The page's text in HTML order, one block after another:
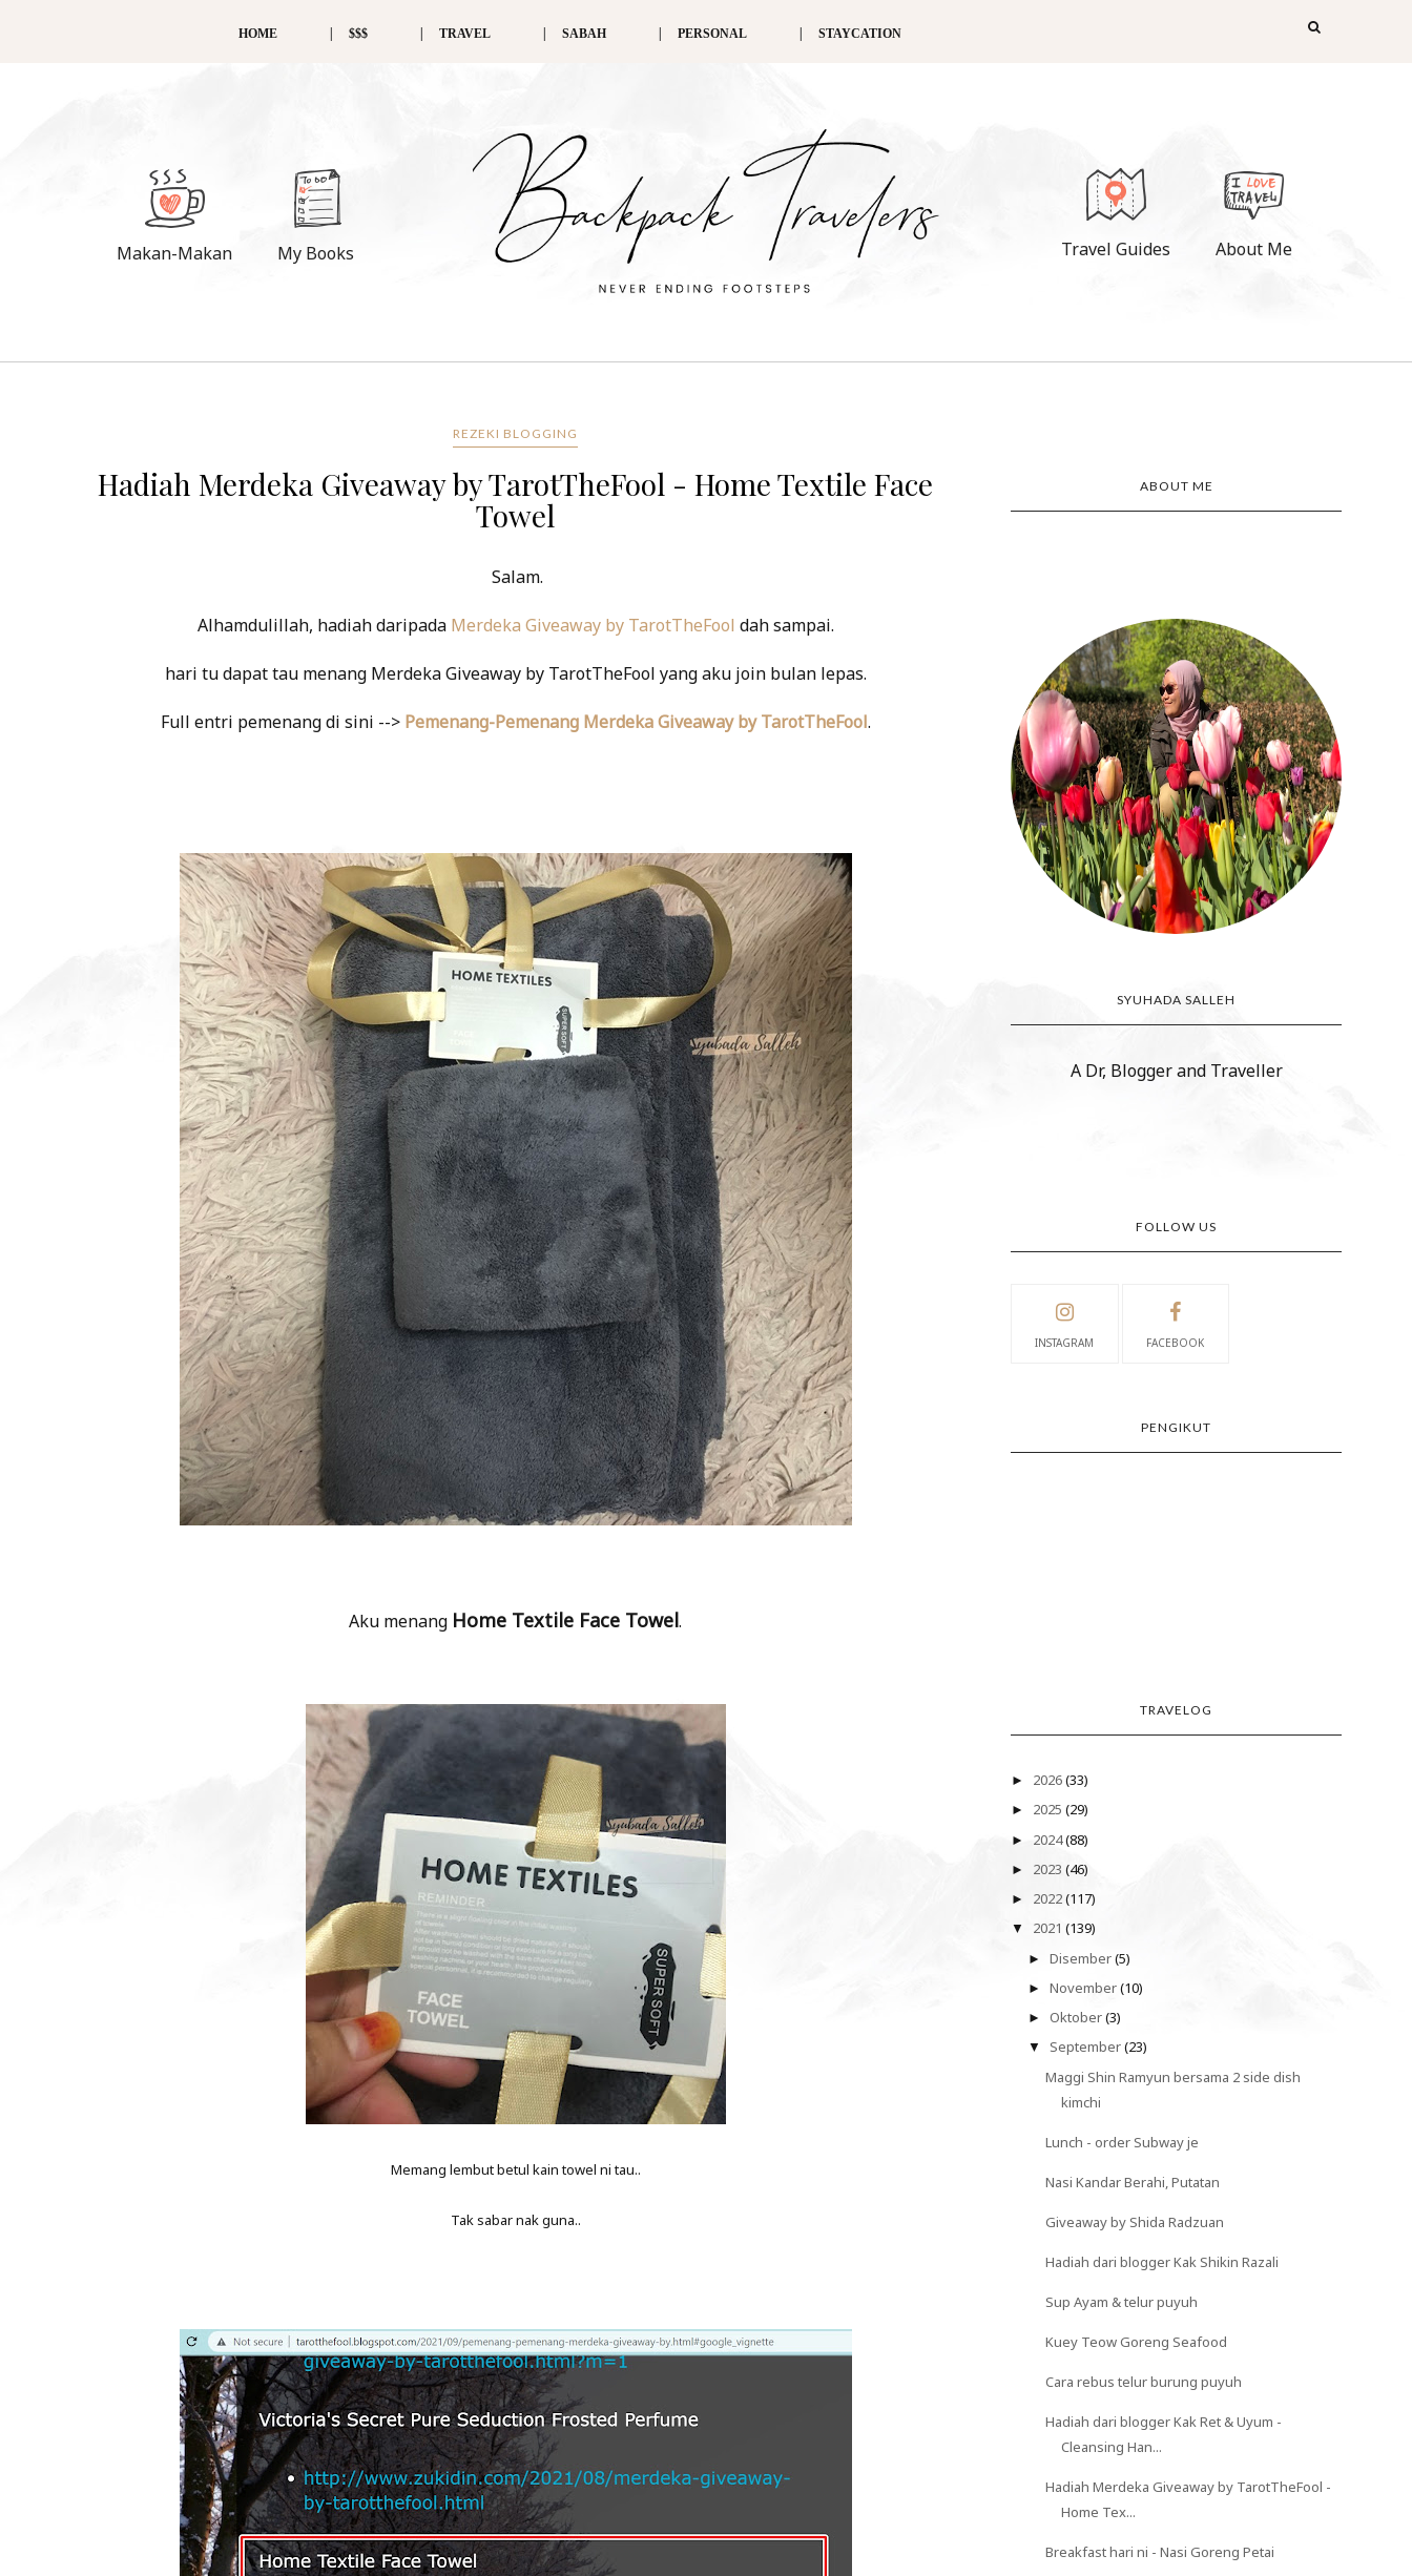
HOME $$$ TRAVEL SABAH PERSONAL STAYCATION
Makan-Makan My Books Travel Guides About Me
REZEKI BLOGGING
Hadiah Merdeka Giveaway by TarotTheFool - Home Textile Face
Towel
Salam.
Alhamdulillah, hadiah daripada Merdeka Giveaway by TarotTheFool dah sampai.
hari tu dapat tau menang Merdeka Giveaway by TarotTheFool yang aku join bulan lepas.
Full entri pemenang di sini -->Pemenang-Pemenang Merdeka Giveaway by TarotTheFool.
Aku menang Home Textile Face Towel.
Memang lembut betul kain towel ni tau..
Tak sabar nak guna..
ABOUT ME
SYUHADA SALLEH
A Dr, Blogger and Traveller
FOLLOW US
INSTAGRAM FACEBOOK
PENGIKUT
TRAVELOG
► 2026(33)
► 2025(29)
► 2024(88)
► 2023(46)
► 2022(117)
▼ 2021(139)
► Disember(5)
► November(10)
► Oktober(3)
▼ September(23)
Maggi Shin Ramyun bersama 2 side dish
kimchi
Lunch - order Subway je
Nasi Kandar Berahi, Putatan
Giveaway by Shida Radzuan
Hadiah dari blogger Kak Shikin Razali
Sup Ayam & telur puyuh
Kuey Teow Goreng Seafood
Cara rebus telur burung puyuh
Hadiah dari blogger Kak Ret & Uyum -
Cleansing Han...
Hadiah Merdeka Giveaway by TarotTheFool -
Home Tex...
Breakfast hari ni - Nasi Goreng Petai